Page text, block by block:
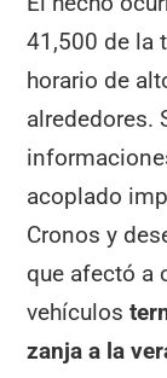
41,500 de la
horario de
alrededores.
acoplado
Cronos y
que afectó a
vehículos
zanja a la